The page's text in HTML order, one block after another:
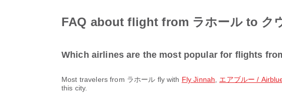
FAQ about flight from ラホール to ク
Which airlines are the most popular for flights
Most travelers from ラホール fly with Fly Jinnah エアブルー /
this city.